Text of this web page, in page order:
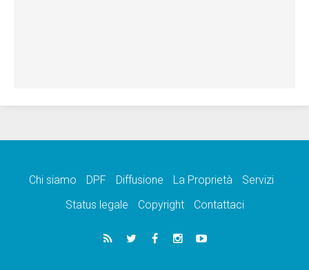
Chi siamo DPF Diffusione La Proprietà
Servizi
Status legale
Copyright Contattaci